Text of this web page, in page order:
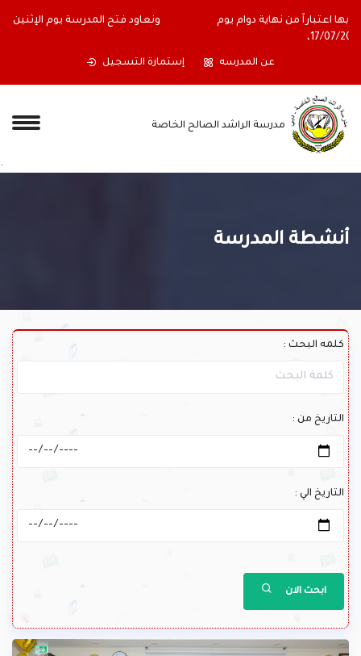
أولياء الأمور الكرام ستغلق المدرسة أبوابها اعتباراً من نهاية دوام يوم
عن المدرسه إستمارة التسجيل
مدرسة الراشد الصالح الخاصة
.
أنشطة المدرسة
كلمه البحث :
التاريخ من :
التاريخ الي :
ابحث الان